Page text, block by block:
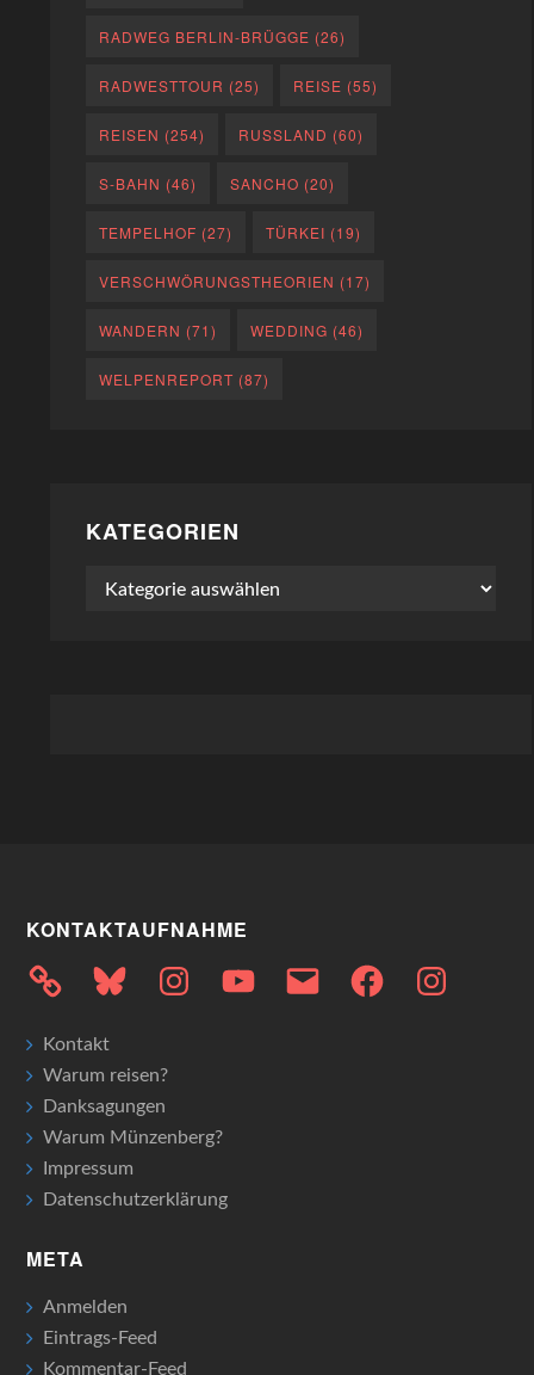
RADWEG BERLIN-BRÜGGE (26)
RADWESTTOUR (25) REISE (55)
REISEN (254) RUSSLAND (60)
S-BAHN (46) SANCHO (20)
TEMPELHOF (27) TÜRKEI (19)
VERSCHWÖRUNGSTHEORIEN (17)
WANDERN (71) WEDDING (46)
WELPENREPORT (87)
KATEGORIEN
Kategorien
KONTAKTAUFNAHME
Bluesky InstagramYouTubeE-
Mail
FacebookInstagram
Kontakt
Warum reisen?
Danksagungen
Warum Münzenberg?
Impressum
Datenschutzerklärung
META
Anmelden
Eintrags-Feed
Kommentar-Feed